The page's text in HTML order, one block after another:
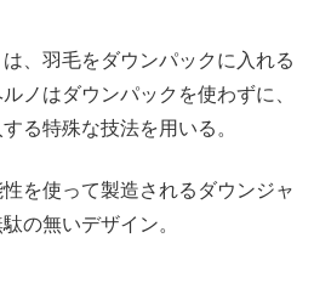
、羽毛をダウンパックに入れる
ノはダウンパックを使わずに、
る特殊な技法を用いる。
を使って製造されるダウンジャ
の無いデザイン。